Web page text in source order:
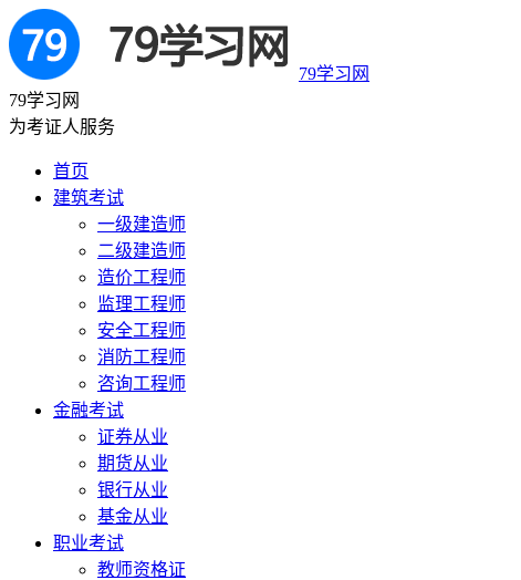
79学习网
79学习网
为考证人服务
首页
建筑考试
一级建造师
二级建造师
造价工程师
监理工程师
安全工程师
消防工程师
咨询工程师
金融考试
证券从业
期货从业
银行从业
基金从业
职业考试
教师资格证